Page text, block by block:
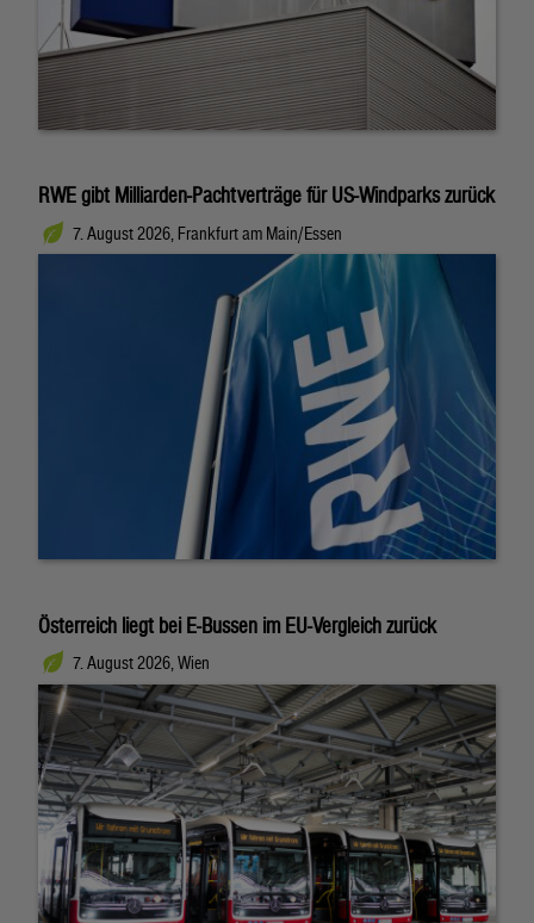
RWE gibt Milliarden-Pachtverträge für US-Windparks zurück
7. August 2026, Frankfurt am Main/Essen
Österreich liegt bei E-Bussen im EU-Vergleich zurück
7. August 2026, Wien